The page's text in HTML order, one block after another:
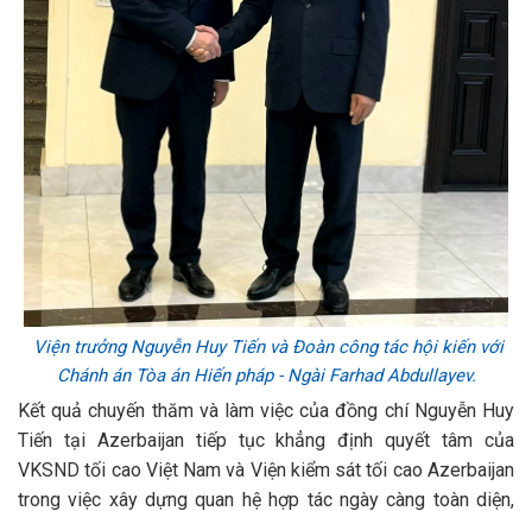
Viện trưởng Nguyễn Huy Tiến và Đoàn công tác hội kiến với
Chánh án Tòa án Hiến pháp - Ngài Farhad Abdullayev.
Kết quả chuyến thăm và làm việc của đồng chí Nguyễn Huy
Tiến tại Azerbaijan tiếp tục khẳng định quyết tâm của
VKSND tối cao Việt Nam và Viện kiểm sát tối cao Azerbaijan
trong việc xây dựng quan hệ hợp tác ngày càng toàn diện,